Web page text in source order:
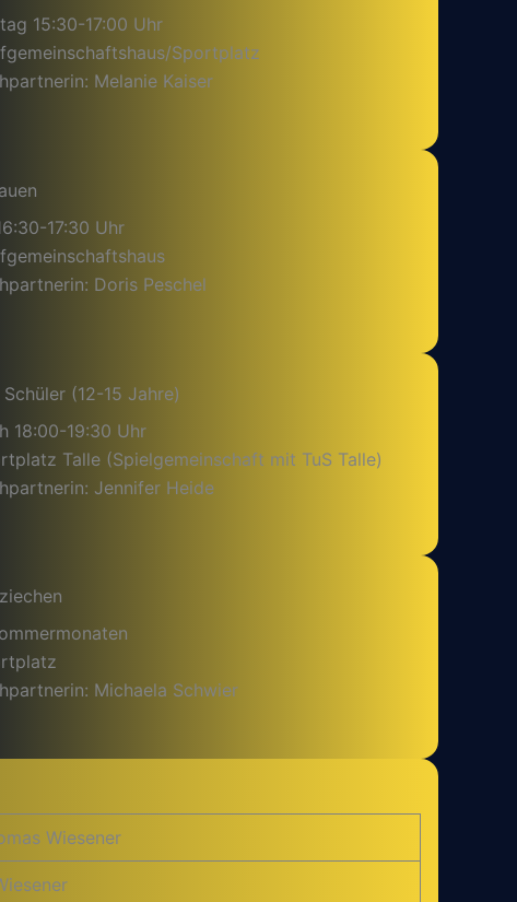
15:30-17:00 Uhr
Sportplatz
Melanie Kaiser
17:30 Uhr
Doris Peschel
(12-15 Jahre)
18:00-19:30 Uhr
Talle (Spielgemeinschaft mit TuS Talle)
Jennifer Heide
Michaela Schwier
Wiesener